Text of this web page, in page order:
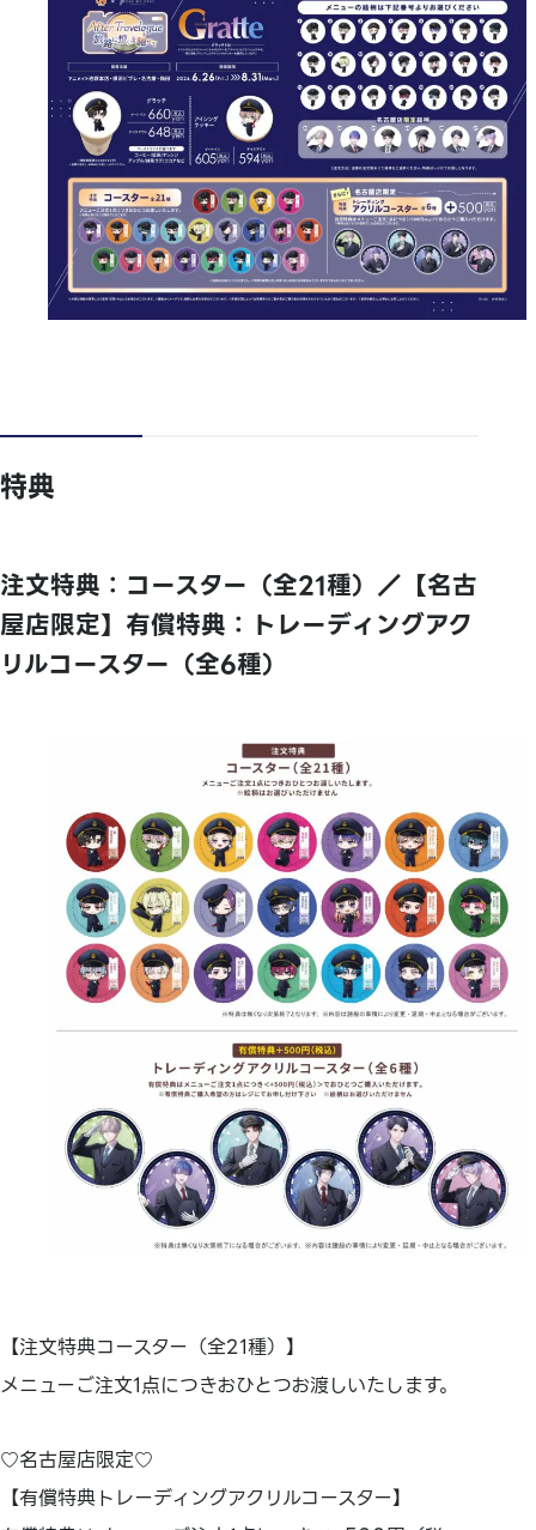
特典
注文特典：コースター（全21種）／【名古
屋店限定】有償特典：トレーディングアク
リルコースター（全6種）
【注文特典コースター（全21種）】
メニューご注文1点につきおひとつお渡しいたします。
♡名古屋店限定♡
【有償特典トレーディングアクリルコースター】